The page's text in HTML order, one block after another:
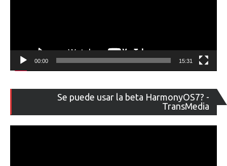
00:00 15:31
Se puede usar la beta HarmonyOS7? -
TransMedia
de